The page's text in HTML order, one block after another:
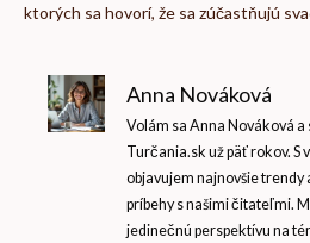
ktorých sa hovorí, že sa zúčastňujú
Anna Nováková
Volám sa Anna Nováková
Turčania.sk už päť rokov. S
objavujem najnovšie trendy
príbehy s našimi čitateľmi.
jedinečnú perspektívu na